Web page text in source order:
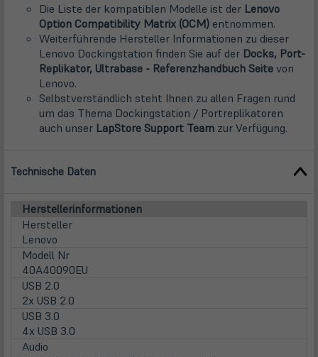
Die Liste der kompatiblen Modelle ist der Lenovo
Option Compatibility Matrix (OCM) (öffnet
in
neuem
Tab)
entnommen.
Weiterführende Hersteller Informationen zu dieser
Lenovo Dockingstation finden Sie auf der Docks, Port-
Replikator, Ultrabase - Referenzhandbuch Seite(öffnet
neuem
Tab)
von
Lenovo.
Selbstverständlich steht Ihnen zu allen Fragen rund
um das Thema Dockingstation / Portreplikatoren
auch unser LapStore Support Team (öffnet
zur Verfügung.
Technische Daten
Herstellerinformationen
Hersteller
Lenovo
Modell Nr
40A40090EU
USB 2.0
2x USB 2.0
USB 3.0
4x USB 3.0
Audio